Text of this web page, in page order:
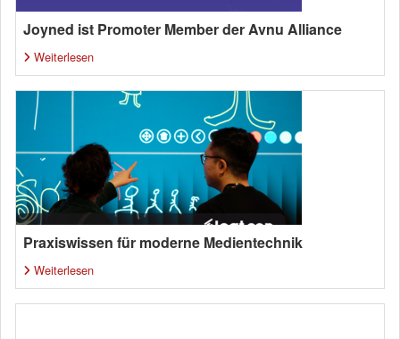
Joyned ist Promoter Member der Avnu Alliance
Weiterlesen
Praxiswissen für moderne Medientechnik
Weiterlesen